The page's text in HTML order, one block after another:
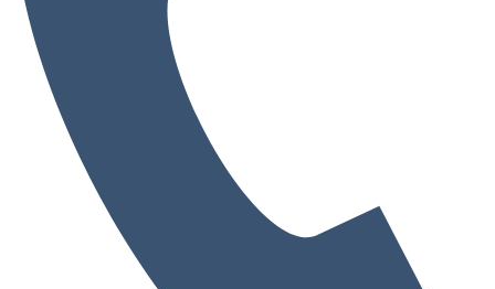
の番号になります。
名刺の住所を変更する際シールは使ってい
い？
名刺の住所を変更する際に、訂正シールを貼り付けても問
題ありません。ただ、修正テープを使って書き換えるよ
り、正しい情報を印字したラベルシールだと仕上がりがき
れいで、ビジネスマナー的にも無難です。また、変更作業